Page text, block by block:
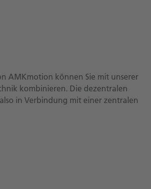
AMKmotion können Sie mit unserer
kombinieren. Die dezentralen
in Verbindung mit einer zentralen